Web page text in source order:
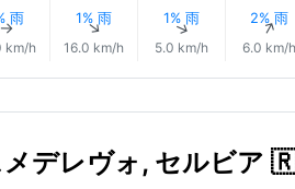
雨
↑
km/h
1% 雨
↑
16.0 km/h
1% 雨
↑
5.0 km/h
2% 雨
↑
6.0 km/h
メデレヴォ, セルビア